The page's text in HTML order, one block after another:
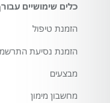
כלים שימושיים
הזמנת טיפול
הזמנת נסיעת
מבצעים
מחשבון מימון